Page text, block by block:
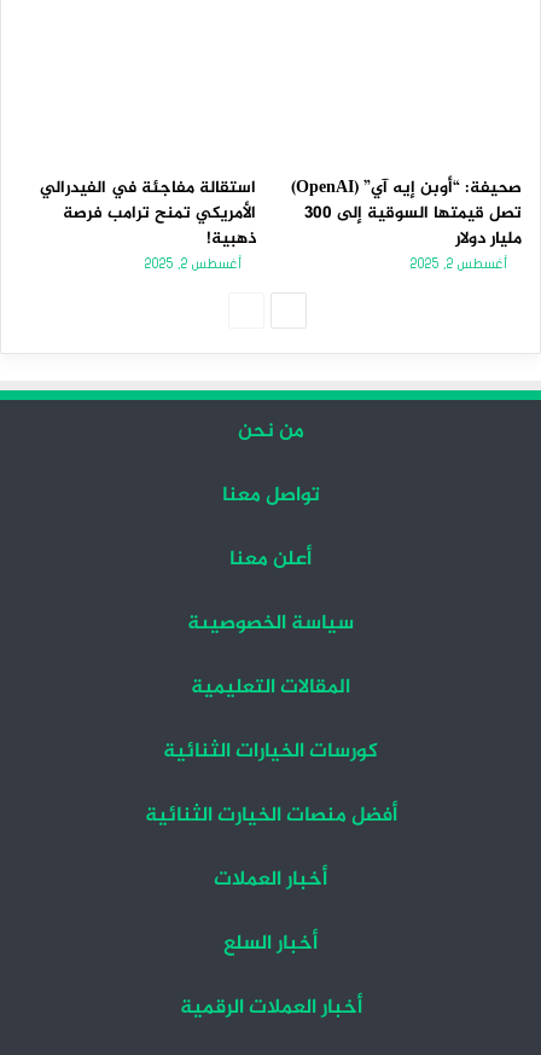
صحيفة: “أوبن إيه آي” (OpenAI)
تصل قيمتها السوقية إلى 300
مليار دولار
أغسطس 2, 2025
استقالة مفاجئة في الفيدرالي
الأمريكي تمنح ترامب فرصة
ذهبية!
أغسطس 2, 2025
من نحن
تواصل معنا
أعلن معنا
سياسة الخصوصيىة
المقالات التعليمية
كورسات الخيارات الثنائية
أفضل منصات الخيارت الثنائية
أخبار العملات
أخبار السلع
أخبار العملات الرقمية